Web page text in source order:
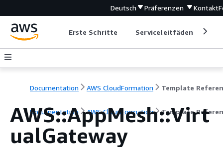
Deutsch Präferenzen Kontakt
Erste Schritte Serviceleitfäden
Documentation AWS CloudFormation Template
Documentation AWS CloudFormation Template
AWS::AppMesh::Virt
ualGateway